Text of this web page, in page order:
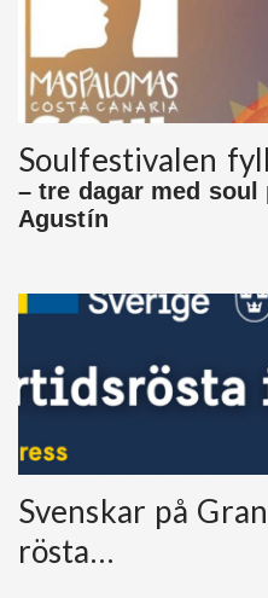
Soulfestivalen
– tre dagar med soul
Agustín
Svenskar på
rösta…